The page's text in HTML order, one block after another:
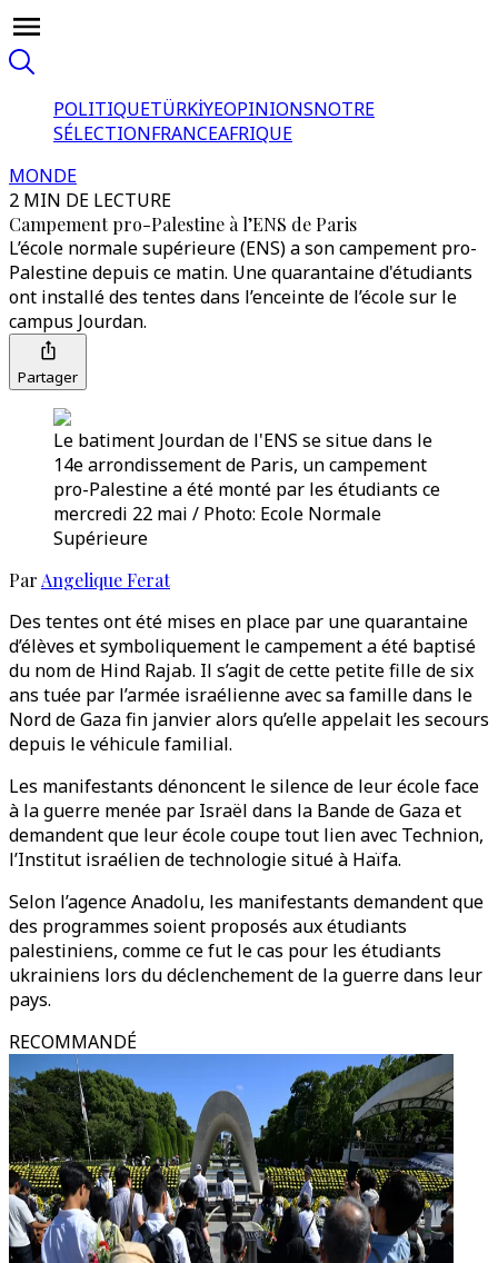
POLITIQUETÜRKİYEOPINIONSNOTRE
SÉLECTIONFRANCEAFRIQUE
MONDE
2 MIN DE LECTURE
Campement pro-Palestine à l’ENS de Paris
L’école normale supérieure (ENS) a son campement pro-
Palestine depuis ce matin. Une quarantaine d'étudiants
ont installé des tentes dans l’enceinte de l’école sur le
campus Jourdan.
Partager
Le batiment Jourdan de l'ENS se situe dans le
14e arrondissement de Paris, un campement
pro-Palestine a été monté par les étudiants ce
mercredi 22 mai / Photo: Ecole Normale
Supérieure
Par Angelique Ferat
Des tentes ont été mises en place par une quarantaine
d’élèves et symboliquement le campement a été baptisé
du nom de Hind Rajab. Il s’agit de cette petite fille de six
ans tuée par l’armée israélienne avec sa famille dans le
Nord de Gaza fin janvier alors qu’elle appelait les secours
depuis le véhicule familial.
Les manifestants dénoncent le silence de leur école face
à la guerre menée par Israël dans la Bande de Gaza et
demandent que leur école coupe tout lien avec Technion,
l’Institut israélien de technologie situé à Haïfa.
Selon l’agence Anadolu, les manifestants demandent que
des programmes soient proposés aux étudiants
palestiniens, comme ce fut le cas pour les étudiants
ukrainiens lors du déclenchement de la guerre dans leur
pays.
RECOMMANDÉ